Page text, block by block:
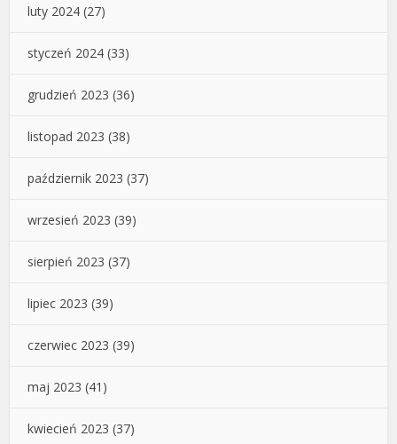
luty 2024 (27)
styczeń 2024 (33)
grudzień 2023 (36)
listopad 2023 (38)
październik 2023 (37)
wrzesień 2023 (39)
sierpień 2023 (37)
lipiec 2023 (39)
czerwiec 2023 (39)
maj 2023 (41)
kwiecień 2023 (37)